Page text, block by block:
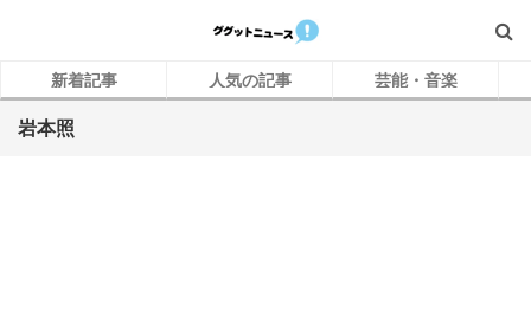
新着記事 人気の記事 芸能・音楽
岩本照